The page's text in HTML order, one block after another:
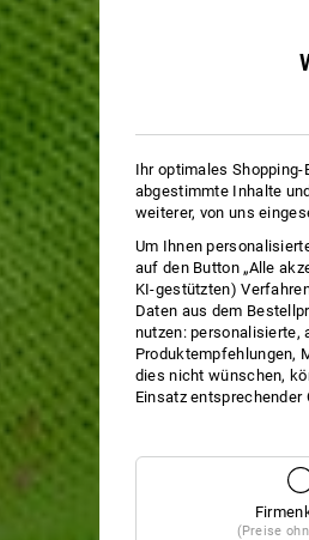
Ihr optimales
abgestimmte Inhalte
weiterer, von uns
Um Ihnen
auf den Button „Alle
KI-gestützten)
Daten aus dem
nutzen: personalisierte,
Produktempfehlungen,
dies nicht wünschen,
Einsatz
(Preise